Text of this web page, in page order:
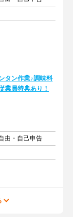
タン作業♪調味料
業員特典あり！
由・自己申告